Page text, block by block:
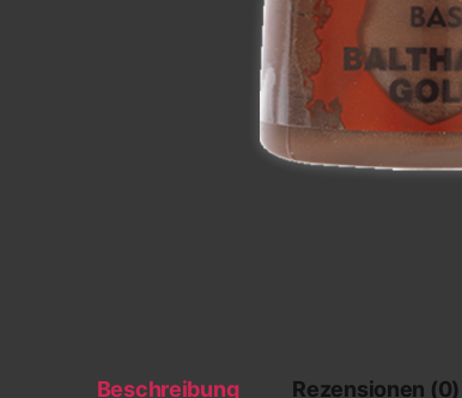
Beschreibung Rezensionen (0)